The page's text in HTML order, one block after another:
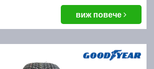
виж повече